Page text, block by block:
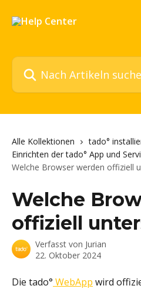
Nach Artikeln suchen …
Alle Kollektionen
tado°
Einrichten der tado° App und
Welche Browser werden offiziell
Welche
offiziell
Verfasst von Jurian
22. Oktober 2024
Die tado° WebApp wird